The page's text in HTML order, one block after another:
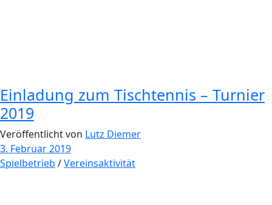
Einladung zum Tischtennis – Turnier
2019
Veröffentlicht von Lutz Diemer
3. Februar 2019
Spielbetrieb /Vereinsaktivität